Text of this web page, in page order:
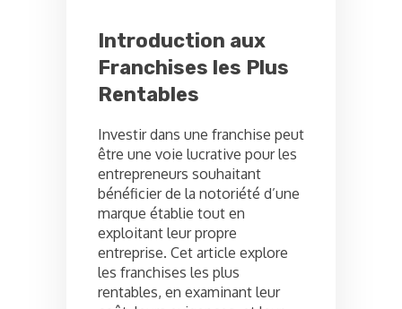
Introduction aux
Franchises les Plus
Rentables
Investir dans une franchise peut
être une voie lucrative pour les
entrepreneurs souhaitant
bénéficier de la notoriété d’une
marque établie tout en
exploitant leur propre
entreprise. Cet article explore
les franchises les plus
rentables, en examinant leur